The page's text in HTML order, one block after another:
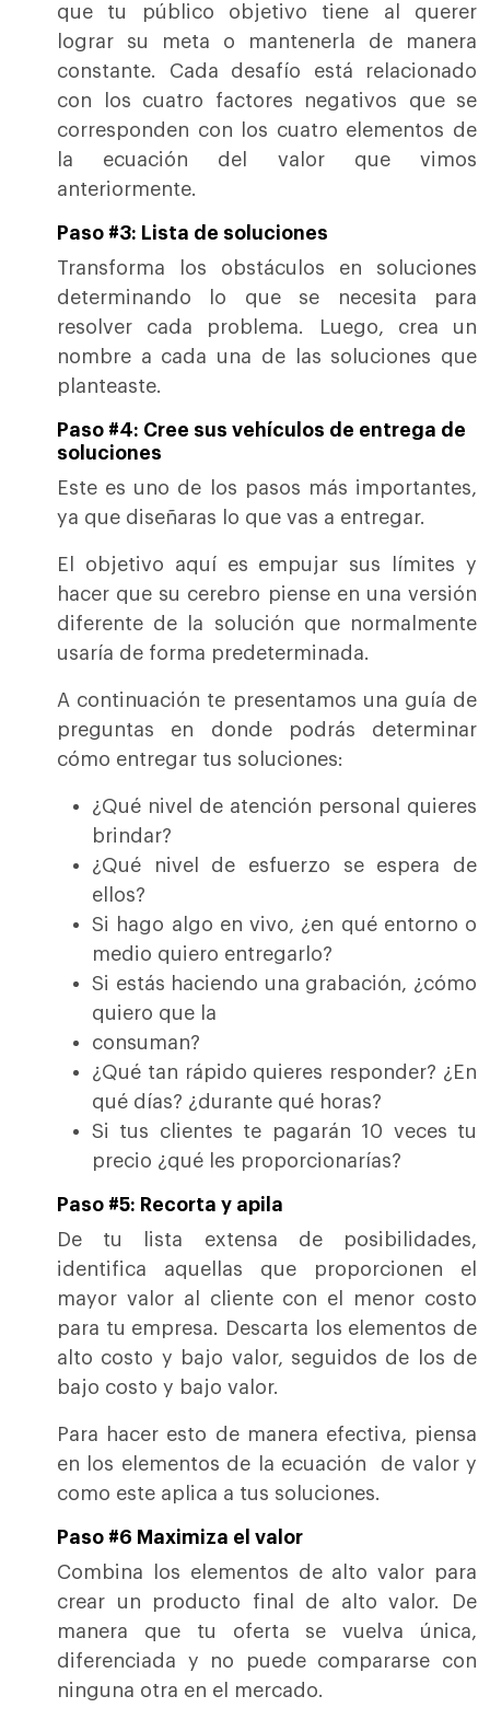
que tu público objetivo tiene al querer
lograr su meta o mantenerla de manera
constante. Cada desafío está relacionado
con los cuatro factores negativos que se
corresponden con los cuatro elementos de
la ecuación del valor que vimos
anteriormente.
Paso #3: Lista de soluciones
Transforma los obstáculos en soluciones
determinando lo que se necesita para
resolver cada problema. Luego, crea un
nombre a cada una de las soluciones que
planteaste.
Paso #4: Cree sus vehículos de entrega de
soluciones
Este es uno de los pasos más importantes,
ya que diseñaras lo que vas a entregar.
El objetivo aquí es empujar sus límites y
hacer que su cerebro piense en una versión
diferente de la solución que normalmente
usaría de forma predeterminada.
A continuación te presentamos una guía de
preguntas en donde podrás determinar
cómo entregar tus soluciones:
¿Qué nivel de atención personal quieres
brindar?
¿Qué nivel de esfuerzo se espera de
ellos?
Si hago algo en vivo, ¿en qué entorno o
medio quiero entregarlo?
Si estás haciendo una grabación, ¿cómo
quiero que la
consuman?
¿Qué tan rápido quieres responder? ¿En
qué días? ¿durante qué horas?
Si tus clientes te pagarán 10 veces tu
precio ¿qué les proporcionarías?
Paso #5: Recorta y apila
De tu lista extensa de posibilidades,
identifica aquellas que proporcionen el
mayor valor al cliente con el menor costo
para tu empresa. Descarta los elementos de
alto costo y bajo valor, seguidos de los de
bajo costo y bajo valor.
Para hacer esto de manera efectiva, piensa
en los elementos de la ecuación de valor y
como este aplica a tus soluciones.
Paso #6 Maximiza el valor
Combina los elementos de alto valor para
crear un producto final de alto valor. De
manera que tu oferta se vuelva única,
diferenciada y no puede compararse con
ninguna otra en el mercado.